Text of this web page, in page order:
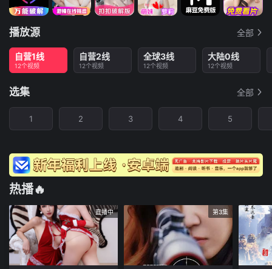
播放源 全部
自营1线
12个视频
自营2线
12个视频
全球3线
12个视频
大陆0线
12个视频
选集 全部
1 2 3 4 5
热播🔥
直播中 第3集